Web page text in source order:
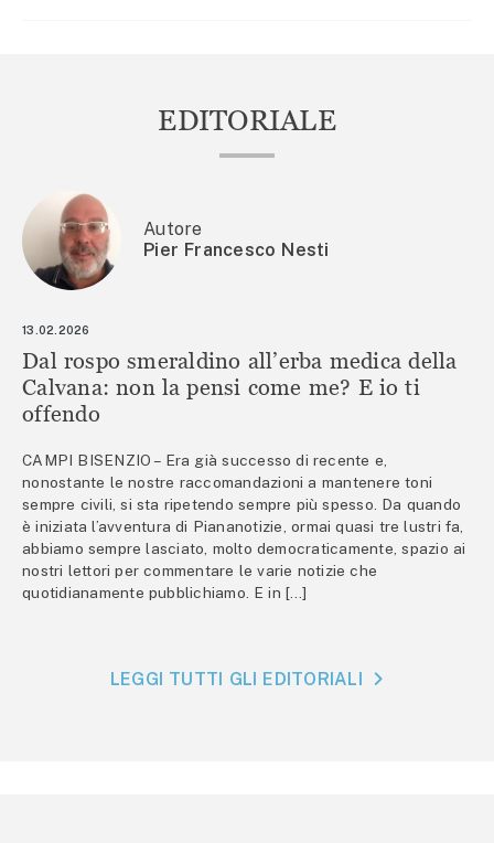
EDITORIALE
Autore
Pier Francesco Nesti
13.02.2026
Dal rospo smeraldino all’erba medica della
Calvana: non la pensi come me? E io ti
offendo
CAMPI BISENZIO – Era già successo di recente e,
nonostante le nostre raccomandazioni a mantenere toni
sempre civili, si sta ripetendo sempre più spesso. Da quando
è iniziata l’avventura di Piananotizie, ormai quasi tre lustri fa,
abbiamo sempre lasciato, molto democraticamente, spazio ai
nostri lettori per commentare le varie notizie che
quotidianamente pubblichiamo. E in […]
LEGGI TUTTI GLI EDITORIALI